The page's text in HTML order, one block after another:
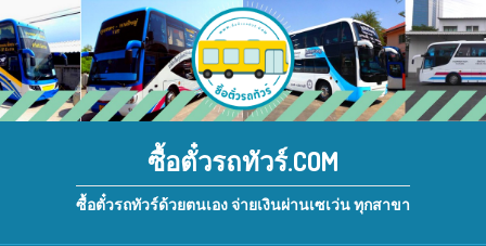
ซื้อตั๋วรถทัวร์.COM
ซื้อตั๋วรถทัวร์ด้วยตนเอง จ่ายเงินผ่านเซเว่น ทุกสาขา